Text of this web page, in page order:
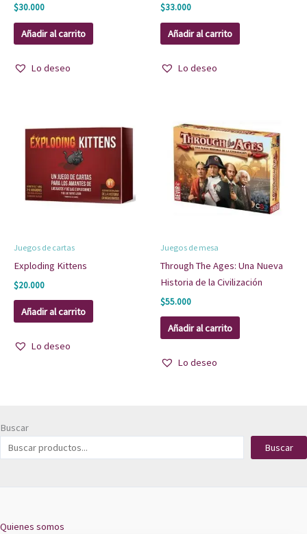
$30.000
Añadir al carrito
Lo deseo
$33.000
Añadir al carrito
Lo deseo
Juegos de cartas
Exploding Kittens
$20.000
Añadir al carrito
Lo deseo
Juegos de mesa
Through The Ages: Una Nueva
Historia de la Civilización
$55.000
Añadir al carrito
Lo deseo
Buscar
Buscar
Quienes somos